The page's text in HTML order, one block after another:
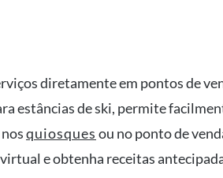
diretamente em pontos de
estâncias de ski, permite
quiosques ou no ponto de
e obtenha receitas